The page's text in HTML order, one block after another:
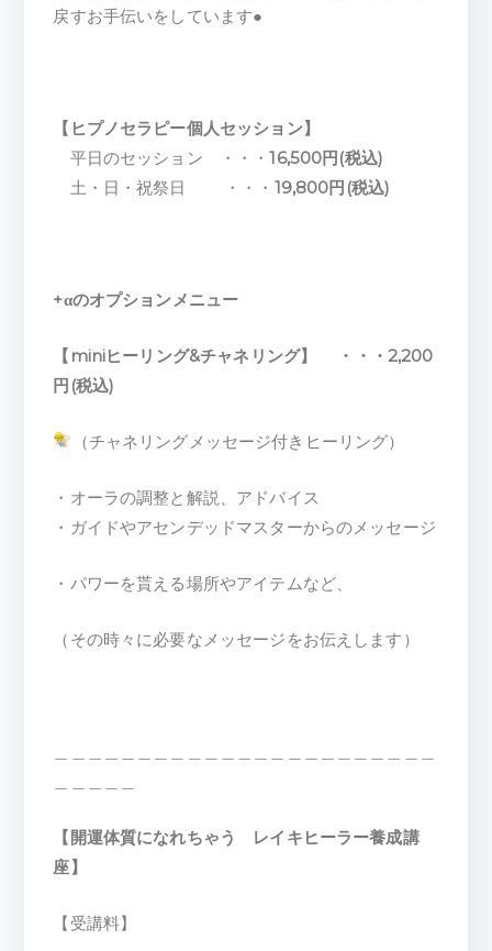
戻すお手伝いをしています●
【ヒプノセラピー個人セッション】
平日のセッション ・・・16,500円(税込)
土・日・祝祭日 ・・・ 19,800円(税込)
+αのオプションメニュー
【miniヒーリング&チャネリング】 ・・・2,200
円(税込)
（チャネリングメッセージ付きヒーリング）
・オーラの調整と解説、アドバイス
・ガイドやアセンデッドマスターからのメッセージ
・パワーを貰える場所やアイテムなど、
（その時々に必要なメッセージをお伝えします）
【開運体質になれちゃう レイキヒーラー養成講
座】
【受講料】